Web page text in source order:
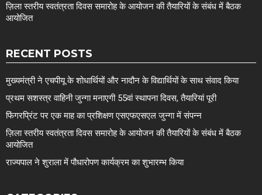
ज़िला स्तरीय स्वतंत्रता दिवस समारोह के आयोजन की तैयारियों के संबंध में बैठक
आयोजित
RECENT POSTS
मुख्यमंत्री ने एचपीयू के शोधार्थियों और नादौन के विद्यार्थियों के साथ संवाद किया
प्रथम सशस्त्र वाहिनी जुन्गा मनाएगी 55वां स्थापना दिवस, तैयारियां पूरी
फिंगरप्रिंट पर एक माह का प्रशिक्षण एसएफएसएल जुन्गा में संपन्न
ज़िला स्तरीय स्वतंत्रता दिवस समारोह के आयोजन की तैयारियों के संबंध में बैठक
आयोजित
राज्यपाल ने शुराला में पौधारोपण कार्यक्रम का शुभारम्भ किया